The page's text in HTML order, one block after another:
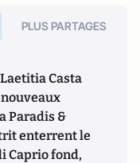
PLUS PARTAGES
Casta
Paradis &
enterrent le
Caprio fond,